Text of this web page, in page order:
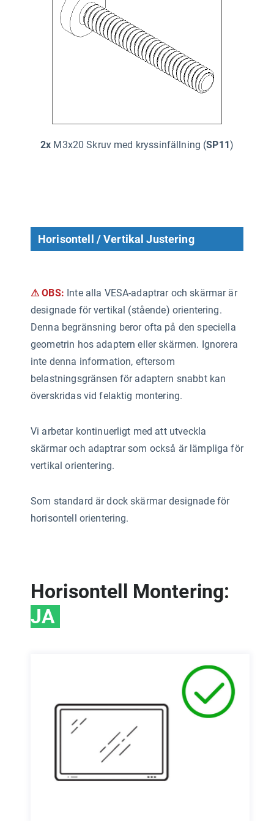
2x M3x20 Skruv med kryssinfällning (SP11)
Horisontell / Vertikal Justering
⚠ OBS: Inte alla VESA-adaptrar och skärmar är
designade för vertikal (stående) orientering.
Denna begränsning beror ofta på den speciella
geometrin hos adaptern eller skärmen. Ignorera
inte denna information, eftersom
belastningsgränsen för adaptern snabbt kan
överskridas vid felaktig montering.
Vi arbetar kontinuerligt med att utveckla
skärmar och adaptrar som också är lämpliga för
vertikal orientering.
Som standard är dock skärmar designade för
horisontell orientering.
Horisontell Montering:
JA